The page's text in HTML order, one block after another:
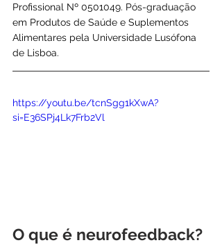
Profissional Nº 0501049. Pós-graduação
em Produtos de Saúde e Suplementos
Alimentares pela Universidade Lusófona
de Lisboa.
https://youtu.be/tcnSgg1kXwA?
si=E36SPj4Lk7Frb2Vl
O que é neurofeedback?